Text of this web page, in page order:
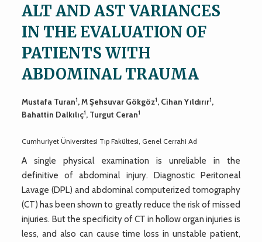
ALT AND AST VARIANCES
IN THE EVALUATION OF
PATIENTS WITH
ABDOMINAL TRAUMA
Mustafa Turan1, M Şehsuvar Gökgöz1, Cihan Yıldırır1,
Bahattin Dalkılıç1, Turgut Ceran1
Cumhuriyet Üniversitesi Tıp Fakültesi, Genel Cerrahi Ad
A single physical examination is unreliable in the
definitive of abdominal injury. Diagnostic Peritoneal
Lavage (DPL) and abdominal computerized tomography
(CT) has been shown to greatly reduce the risk of missed
injuries. But the specificity of CT in hollow organ injuries is
less, and also can cause time loss in unstable patient,